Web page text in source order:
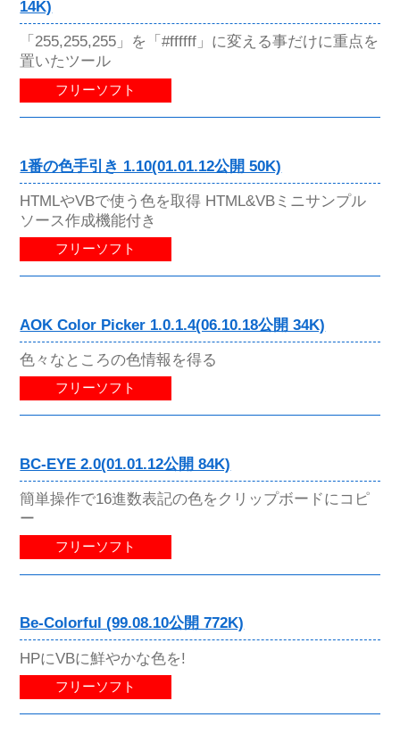
14K)
「255,255,255」を「#ffffff」に変える事だけに重点を
置いたツール
フリーソフト
1番の色手引き 1.10(01.01.12公開 50K)
HTMLやVBで使う色を取得 HTML&VBミニサンプル
ソース作成機能付き
フリーソフト
AOK Color Picker 1.0.1.4(06.10.18公開 34K)
色々なところの色情報を得る
フリーソフト
BC-EYE 2.0(01.01.12公開 84K)
簡単操作で16進数表記の色をクリップボードにコピ
ー
フリーソフト
Be-Colorful (99.08.10公開 772K)
HPにVBに鮮やかな色を!
フリーソフト